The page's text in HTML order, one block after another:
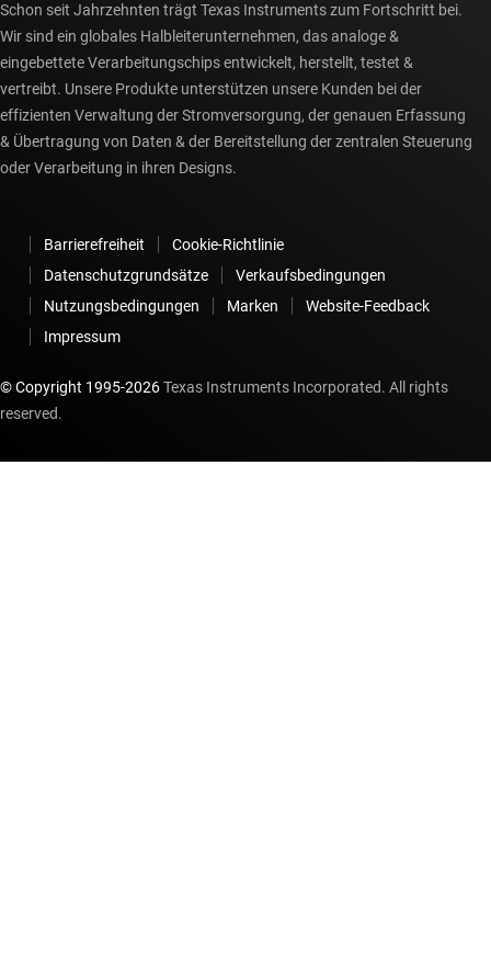
Schon seit Jahrzehnten trägt Texas Instruments zum Fortschritt bei.
Wir sind ein globales Halbleiterunternehmen, das analoge &
eingebettete Verarbeitungschips entwickelt, herstellt, testet &
vertreibt. Unsere Produkte unterstützen unsere Kunden bei der
effizienten Verwaltung der Stromversorgung, der genauen Erfassung
& Übertragung von Daten & der Bereitstellung der zentralen Steuerung
oder Verarbeitung in ihren Designs.
Barrierefreiheit
Cookie-Richtlinie
Datenschutzgrundsätze
Verkaufsbedingungen
Nutzungsbedingungen
Marken
Website-Feedback
Impressum
© Copyright 1995-2026Texas Instruments Incorporated. All rights
reserved.